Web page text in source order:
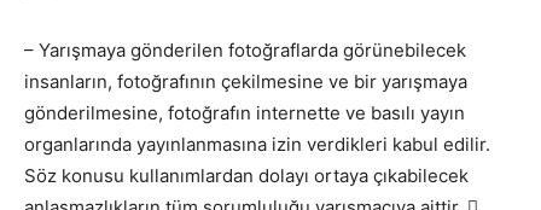
– Yarışmaya gönderilen fotoğraflarda görünebilecek
insanların, fotoğrafının çekilmesine ve bir yarışmaya
gönderilmesine, fotoğrafın internette ve basılı yayın
organlarında yayınlanmasına izin verdikleri kabul edilir.
Söz konusu kullanımlardan dolayı ortaya çıkabilecek